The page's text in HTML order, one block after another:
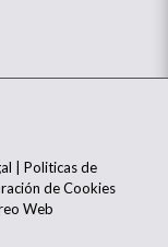
Politicas de
de Cookies
Web